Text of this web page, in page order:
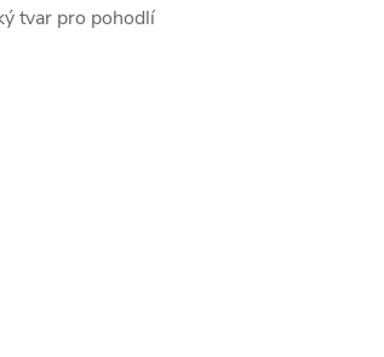
tvar pro pohodlí